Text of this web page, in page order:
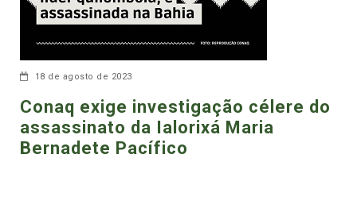
18 de agosto de 2023
Conaq exige investigação célere do
assassinato da Ialorixá Maria
Bernadete Pacífico